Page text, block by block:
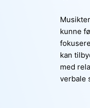
kunne
kan
med
verbale